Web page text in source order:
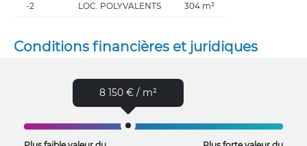
-2 LOC. POLYVALENTS 304 m²
Conditions financières et juridiques
8 150 € / m²